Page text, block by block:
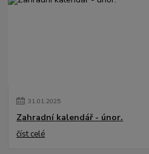
31.01.2025
Zahradní kalendář - únor.
číst celé